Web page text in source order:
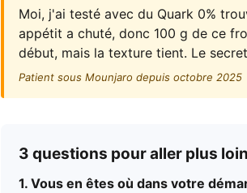
Moi, j'ai testé avec du Quark 0%
appétit a chuté, donc 100 g de ce
début, mais la texture tient. Le
Patient sous Mounjaro depuis octobre 2025
3 questions pour aller plus loin
1. Vous en êtes où dans votre